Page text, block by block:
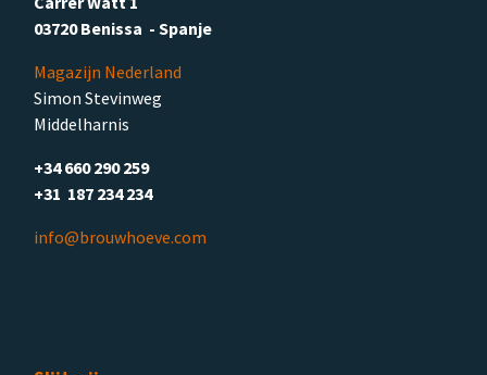
03720 Benissa - Spanje
Magazijn Nederland
Simon Stevinweg
Middelharnis
+34 660 290 259
+31 187 234 234
info@brouwhoeve.com